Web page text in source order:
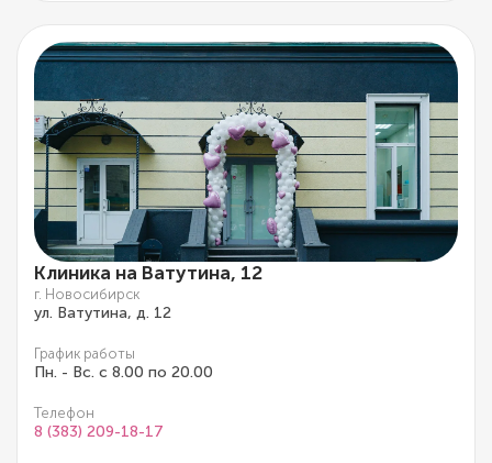
Клиника на Ватутина, 12
г. Новосибирск
ул. Ватутина, д. 12
График работы
Пн. - Вс. с 8.00 по 20.00
Телефон
8 (383) 209-18-17